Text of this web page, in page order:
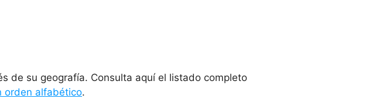
de su geografía. Consulta aquí el listado completo
orden alfabético.